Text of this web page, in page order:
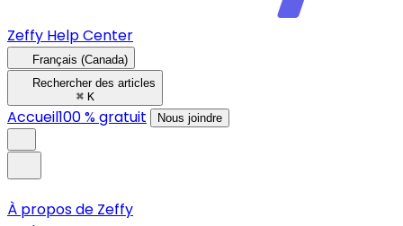
Zeffy Help Center
Français (Canada)
Rechercher des articles
⌘ K
Accueil100 % gratuit Nous joindre
À propos de Zeffy